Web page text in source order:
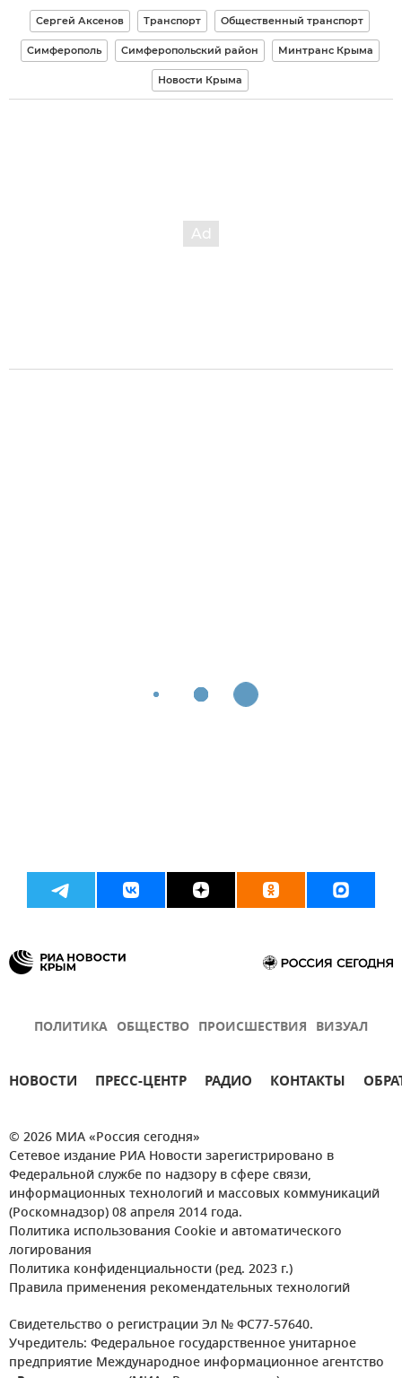
Сергей Аксенов Транспорт Общественный транспорт
Симферополь Симферопольский район Минтранс Крыма
Новости Крыма
ПОЛИТИКА ОБЩЕСТВО ПРОИСШЕСТВИЯ ВИЗУАЛ
НОВОСТИ ПРЕСС-ЦЕНТР РАДИО КОНТАКТЫ
© 2026 МИА «Россия сегодня»
Сетевое издание РИА Новости зарегистрировано в
Федеральной службе по надзору в сфере связи,
информационных технологий и массовых коммуникаций
(Роскомнадзор) 08 апреля 2014 года.
Политика использования Cookie и автоматического
логирования
Политика конфиденциальности (ред. 2023 г.)
Правила применения рекомендательных технологий
Свидетельство о регистрации Эл № ФС77-57640.
Учредитель: Федеральное государственное унитарное
предприятие Международное информационное агентство